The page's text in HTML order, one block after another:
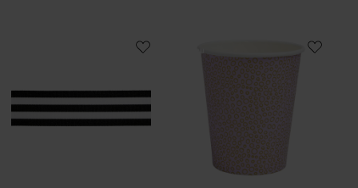
Paper Poetry Webband Duo Streifen Schwarz/Weiß
Pappbecher Bubbles Mauve/